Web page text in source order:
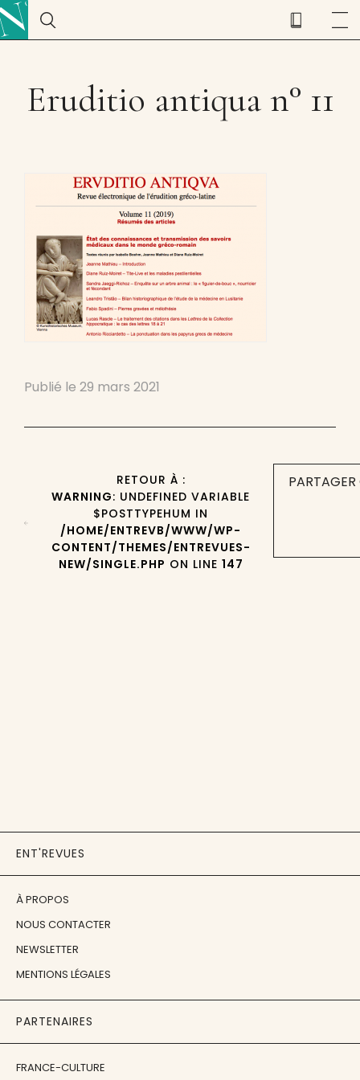
Eruditio antiqua n° 11
Publié le 29 mars 2021
RETOUR À :
WARNING: UNDEFINED VARIABLE
$POSTTYPEHUM IN
/HOME/ENTREVB/WWW/WP-
CONTENT/THEMES/ENTREVUES-
NEW/SINGLE.PHP ON LINE 147
ENT'REVUES
À PROPOS
NOUS CONTACTER
NEWSLETTER
MENTIONS LÉGALES
PARTENAIRES
FRANCE-CULTURE